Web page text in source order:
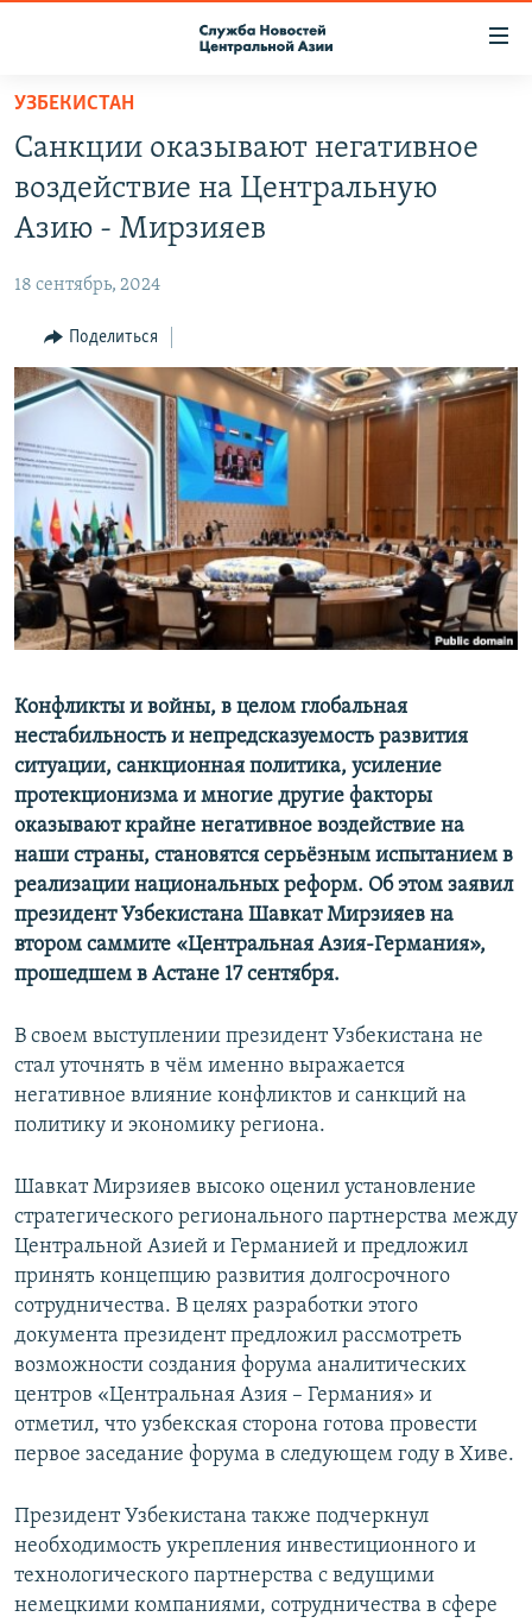
Вернуться
основному
содержанию
Вернутся
главной
навигации
Вернутся
поиску
ПОДПИСКА
КОНТАКТЫ
НАСТОЯЩЕЕ ВРЕМЯ
МИГРАНТ МЕДИА
УЗБЕКИСТАН
Санкции оказывают негативное
воздействие на Центральную
Азию - Мирзияев
18 сентябрь, 2024
Поделиться
Конфликты и войны, в целом глобальная
нестабильность и непредсказуемость развития
ситуации, санкционная политика, усиление
протекционизма и многие другие факторы
оказывают крайне негативное воздействие на
наши страны, становятся серьёзным испытанием в
реализации национальных реформ. Об этом заявил
президент Узбекистана Шавкат Мирзияев на
втором саммите «Центральная Азия-Германия»,
прошедшем в Астане 17 сентября.
В своем выступлении президент Узбекистана не
стал уточнять в чём именно выражается
негативное влияние конфликтов и санкций на
политику и экономику региона.
Шавкат Мирзияев высоко оценил установление
стратегического регионального партнерства между
Центральной Азией и Германией и предложил
принять концепцию развития долгосрочного
сотрудничества. В целях разработки этого
документа президент предложил рассмотреть
возможности создания форума аналитических
центров «Центральная Азия – Германия» и
отметил, что узбекская сторона готова провести
первое заседание форума в следующем году в Хиве.
Президент Узбекистана также подчеркнул
необходимость укрепления инвестиционного и
технологического партнерства с ведущими
немецкими компаниями, сотрудничества в сфере